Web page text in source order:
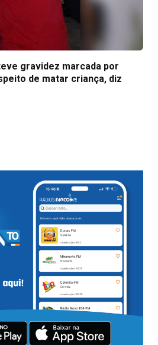
gravidez marcada por
de matar criança, diz